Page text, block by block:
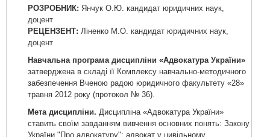
РОЗРОБНИК: Янчук О.Ю. кандидат юридичних наук,
доцент
РЕЦЕНЗЕНТ: Ліненко М.О. кандидат юридичних наук,
доцент
Навчальна програма дисципліни «Адвокатура України»
затверджена в складі її Комплексу навчально-методичного
забезпечення Вченою радою юридичного факультету «28»
травня 2012 року (протокол № 36).
Мета дисципліни. Дисципліна «Адвокатура України»
ставить своїм завданням вивчення основних понять: Закону
України "Про адвокатуру"; адвокат у цивільному